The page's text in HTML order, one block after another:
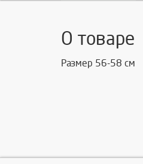
О товаре
Размер 56-58 см